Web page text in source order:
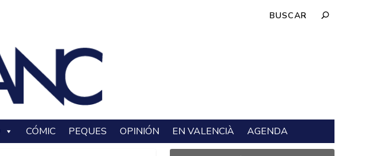
CÓMIC PEQUES OPINIÓN EN VALENCIÀ AGENDA